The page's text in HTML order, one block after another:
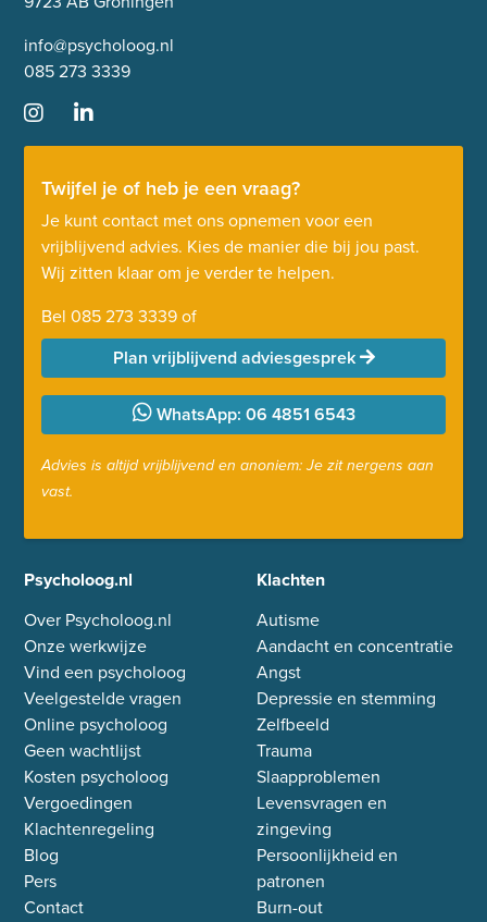
info@psycholoog.nl
085 273 3339
Twijfel je of heb je een vraag?
Je kunt contact met ons opnemen voor een
vrijblijvend advies. Kies de manier die bij jou past.
Wij zitten klaar om je verder te helpen.
Bel 085 273 3339of
Plan vrijblijvend adviesgesprek
WhatsApp: 06 4851 6543
Advies is altijd vrijblijvend en anoniem: Je zit nergens aan
vast.
Psycholoog.nl
Over Psycholoog.nl
Onze werkwijze
Vind een psycholoog
Veelgestelde vragen
Online psycholoog
Geen wachtlijst
Kosten psycholoog
Vergoedingen
Klachtenregeling
Blog
Pers
Contact
Klachten
Autisme
Aandacht en concentratie
Angst
Depressie en stemming
Zelfbeeld
Trauma
Slaapproblemen
Levensvragen en
zingeving
Persoonlijkheid en
patronen
Burn-out